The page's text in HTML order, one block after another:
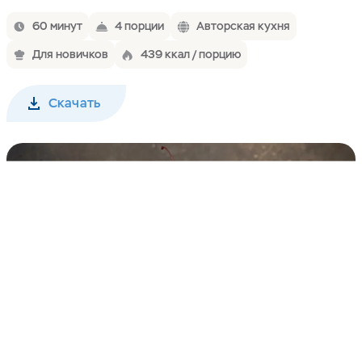
60 минут 4 порции
Авторская кухня
Для новичков
439 ккал / порцию
Скачать